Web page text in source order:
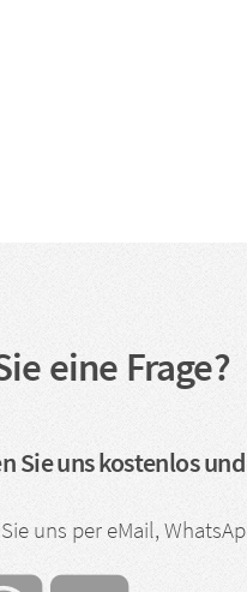
eine Frage?
Sie uns kostenlos
uns per eMail,